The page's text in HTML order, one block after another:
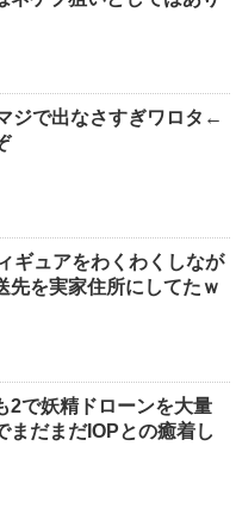
ジで出なさすぎワロタ←
ギュアをわくわくしなが
先を実家住所にしてたｗ
2で妖精ドローンを大量
まだまだIOPとの癒着し